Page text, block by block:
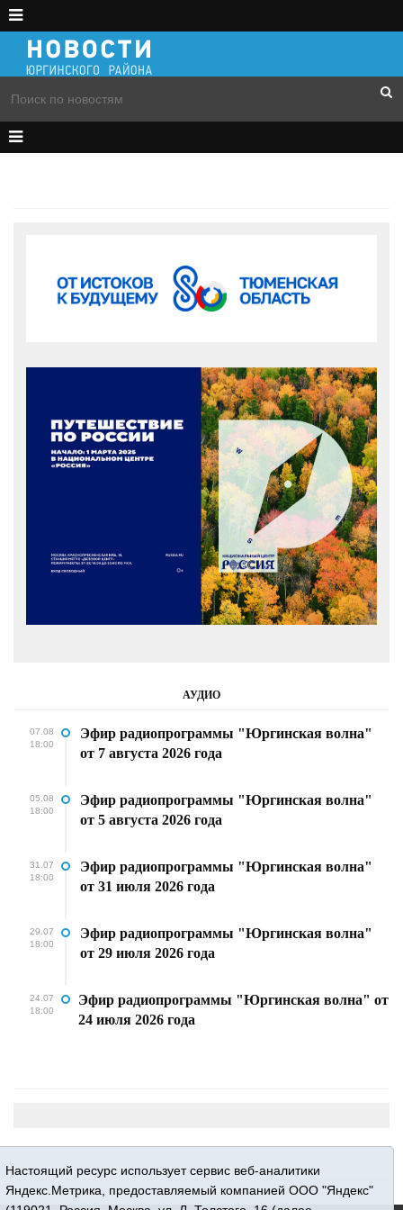
АУДИО
07.08
18:00
Эфир радиопрограммы "Юргинская волна"
от 7 августа 2026 года
05.08
18:00
Эфир радиопрограммы "Юргинская волна"
от 5 августа 2026 года
31.07
18:00
Эфир радиопрограммы "Юргинская волна"
от 31 июля 2026 года
29.07
18:00
Эфир радиопрограммы "Юргинская волна"
от 29 июля 2026 года
24.07
18:00
Эфир радиопрограммы "Юргинская волна" от
24 июля 2026 года
Настоящий ресурс использует сервис веб-аналитики
Яндекс.Метрика, предоставляемый компанией ООО "Яндекс"